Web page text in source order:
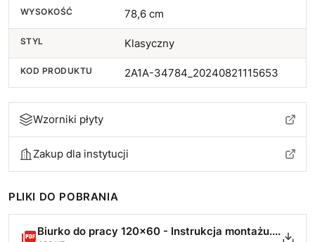
WYSOKOŚĆ 78,6 cm
STYL Klasyczny
KOD PRODUKTU 2A1A-34784_20240821115653
Wzorniki płyty
Zakup dla instytucji
PLIKI DO POBRANIA
Biurko do pracy 120x60 - Instrukcja montażu.pdf